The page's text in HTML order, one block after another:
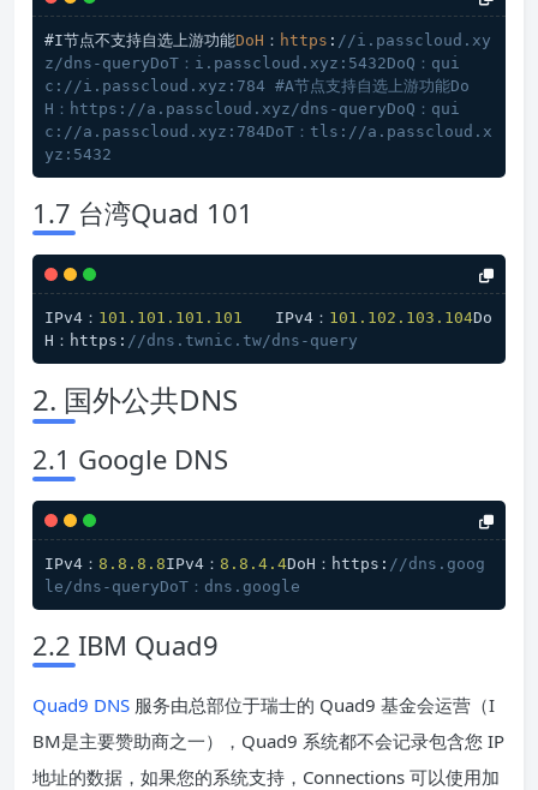
#I节点不支持自选上游功能DoH ： https : //i.passcloud.xy
z/dns-queryDoT：i.passcloud.xyz:5432DoQ：qui
c://i.passcloud.xyz:784 #A节点支持自选上游功能Do
H：https://a.passcloud.xyz/dns-queryDoQ：qui
c://a.passcloud.xyz:784DoT：tls://a.passcloud.x
yz:5432
1.7 台湾Quad 101
IPv4： 101.101 .101 .101
	IPv4：
101.102 .103 .104Do
H：https: //dns.twnic.tw/dns-query
2. 国外公共DNS
2.1 Google DNS
IPv4： 8.8 .8 .8IPv4： 8.8 .4 .4DoH：https: //dns.goog
le/dns-queryDoT：dns.google
2.2 IBM Quad9
Quad9 DNS 服务由总部位于瑞士的 Quad9 基金会运营（I
BM是主要赞助商之一），Quad9 系统都不会记录包含您 IP
地址的数据，如果您的系统支持，Connections 可以使用加